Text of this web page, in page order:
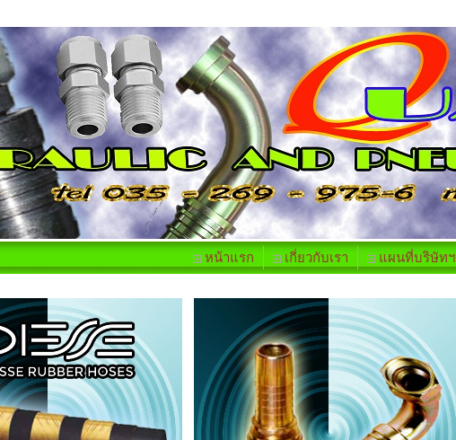
หน้าแรก เกี่ยวกับเรา แผนที่บริษัทฯ